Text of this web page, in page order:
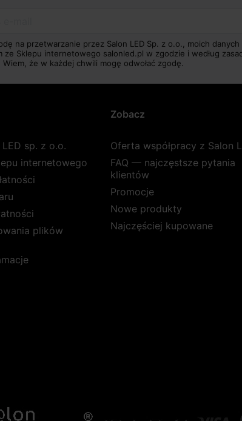
na przetwarzanie przez Salon LED Sp. z o.o., moich
ze Sklepu internetowego salonled.pl w zgodzie i według
Wiem, że w każdej chwili mogę odwołać zgodę.
sp. z o.o.
internetowego
plików
Zobacz
Oferta współpracy z Salon
FAQ — najczęstsze pytania
klientów
Promocje
Nowe produkty
Najczęściej kupowane